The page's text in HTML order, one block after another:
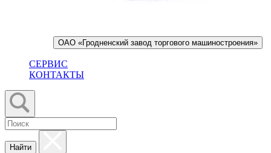
ОАО «Гродненский завод торгового машиностроения»
СЕРВИС
КОНТАКТЫ
Найти